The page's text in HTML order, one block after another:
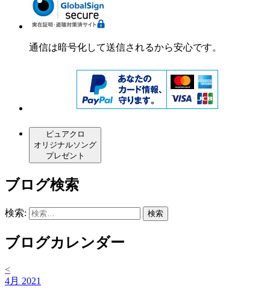
通信は暗号化して送信されるから安心です。
ピュアクロ
オリジナルソング
プレゼント
ブログ検索
検索:
ブログカレンダー
<
4月 2021